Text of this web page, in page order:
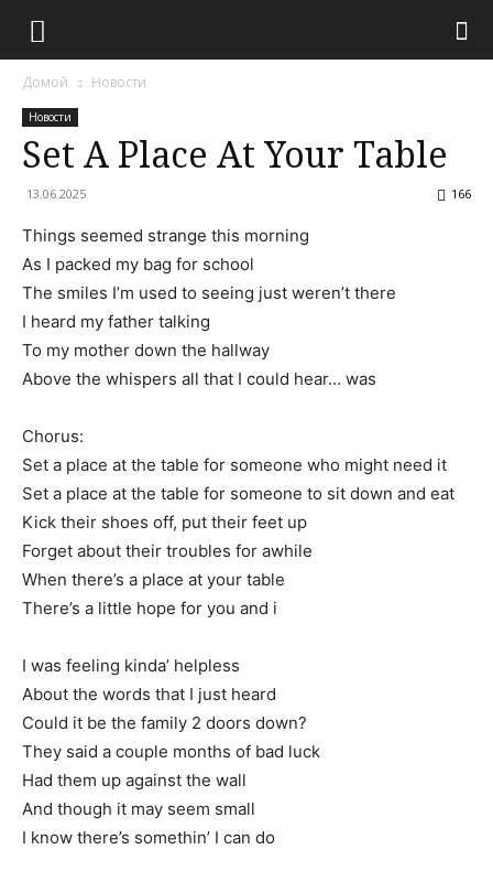
Домой Новости
Новости
Set A Place At Your Table
13.06.2025 166
Things seemed strange this morning
As I packed my bag for school
The smiles I’m used to seeing just weren’t there
I heard my father talking
To my mother down the hallway
Above the whispers all that I could hear… was
Chorus:
Set a place at the table for someone who might need it
Set a place at the table for someone to sit down and eat
Kick their shoes off, put their feet up
Forget about their troubles for awhile
When there’s a place at your table
There’s a little hope for you and i
I was feeling kinda’ helpless
About the words that I just heard
Could it be the family 2 doors down?
They said a couple months of bad luck
Had them up against the wall
And though it may seem small
I know there’s somethin’ I can do